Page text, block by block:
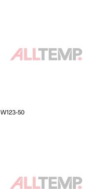
W123-50